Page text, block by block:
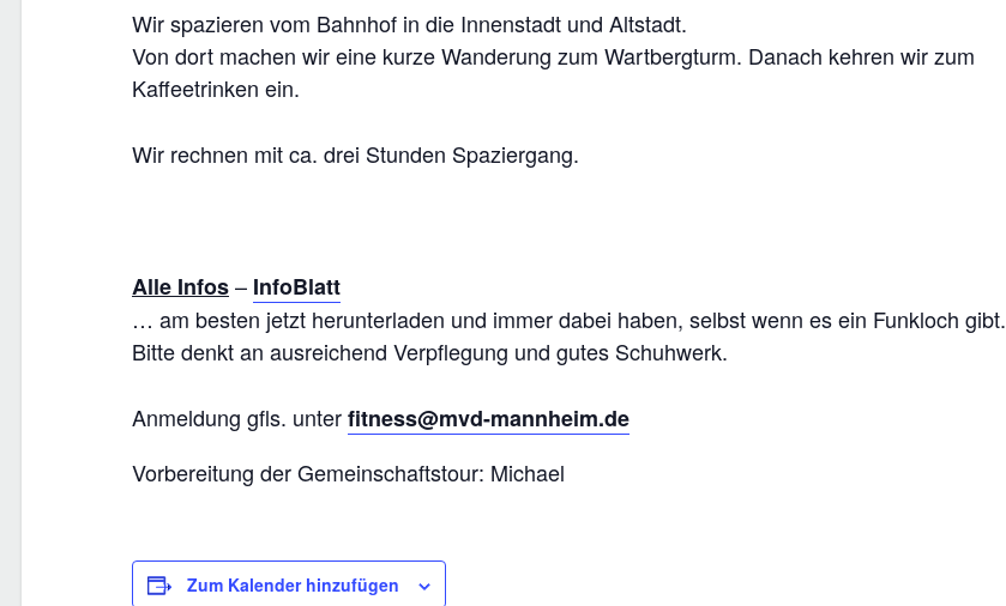
Wir spazieren vom Bahnhof in die Innenstadt und Altstadt.
Von dort machen wir eine kurze Wanderung zum Wartbergturm. Danach kehren wir zum
Kaffeetrinken ein.
Wir rechnen mit ca. drei Stunden Spaziergang.
Alle Infos– InfoBlatt
… am besten jetzt herunterladen und immer dabei haben, selbst wenn es ein Funkloch gibt.
Bitte denkt an ausreichend Verpflegung und gutes Schuhwerk.
Anmeldung gfls. unterfitness@mvd-mannheim.de
Vorbereitung der Gemeinschaftstour: Michael
Zum Kalender hinzufügen